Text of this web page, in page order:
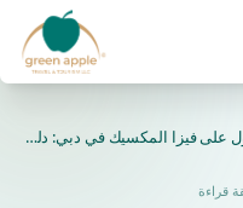
كيفية التقدم بطلب للحصول على فيزا المكسيك في دبي: دليل السفر...